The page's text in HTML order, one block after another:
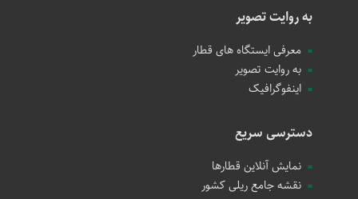
به روایت تصویر
معرفی ایستگاه های قطار
به روایت تصویر
اینفوگرافیک
دسترسی سریع
نمایش آنلاین قطارها
نقشه جامع ریلی کشور